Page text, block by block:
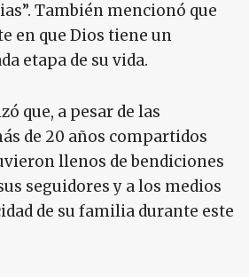
También mencionó que
en que Dios tiene un
etapa de su vida.
que, a pesar de las
de 20 años compartidos
llenos de bendiciones
seguidores y a los medios
de su familia durante este